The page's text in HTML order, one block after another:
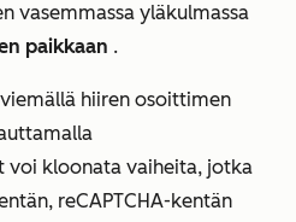
vasemmassa yläkulmassa
paikkaan .
hiiren osoittimen
voi kloonata vaiheita, jotka
reCAPTCHA-kentän